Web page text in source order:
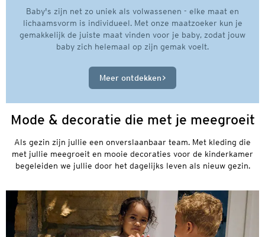
Baby's zijn net zo uniek als volwassenen - elke maat en
lichaamsvorm is individueel. Met onze maatzoeker kun je
gemakkelijk de juiste maat vinden voor je baby, zodat jouw
baby zich helemaal op zijn gemak voelt.
Meer ontdekken
Mode & decoratie die met je meegroeit
Als gezin zijn jullie een onverslaanbaar team. Met kleding die
met jullie meegroeit en mooie decoraties voor de kinderkamer
begeleiden we jullie door het dagelijks leven als nieuw gezin.